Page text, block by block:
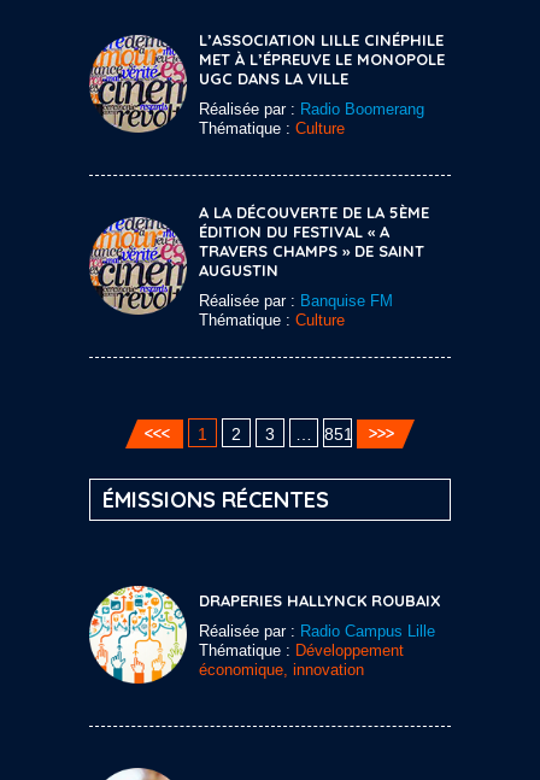
L’ASSOCIATION LILLE CINÉPHILE
MET À L’ÉPREUVE LE MONOPOLE
UGC DANS LA VILLE
Réalisée par : Radio Boomerang
Thématique : Culture
A LA DÉCOUVERTE DE LA 5ÈME
ÉDITION DU FESTIVAL « A
TRAVERS CHAMPS » DE SAINT
AUGUSTIN
Réalisée par : Banquise FM
Thématique : Culture
1 2 3 851
ÉMISSIONS RÉCENTES
DRAPERIES HALLYNCK ROUBAIX
Réalisée par : Radio Campus Lille
Thématique : Développement
économique, innovation